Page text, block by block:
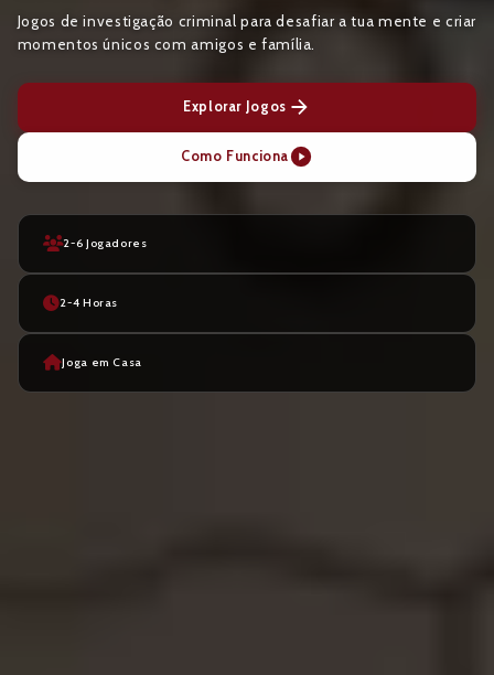
Jogos de investigação criminal para desafiar a tua mente e criar
momentos únicos com amigos e família.
Explorar Jogos
Como Funciona
2-6 Jogadores
2-4 Horas
Joga em Casa